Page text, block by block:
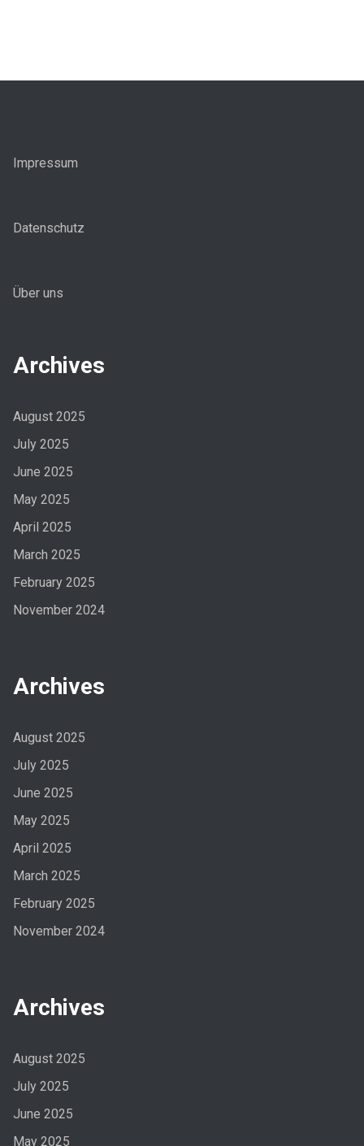
Impressum
Datenschutz
Über uns
Archives
August 2025
July 2025
June 2025
May 2025
April 2025
March 2025
February 2025
November 2024
Archives
August 2025
July 2025
June 2025
May 2025
April 2025
March 2025
February 2025
November 2024
Archives
August 2025
July 2025
June 2025
May 2025